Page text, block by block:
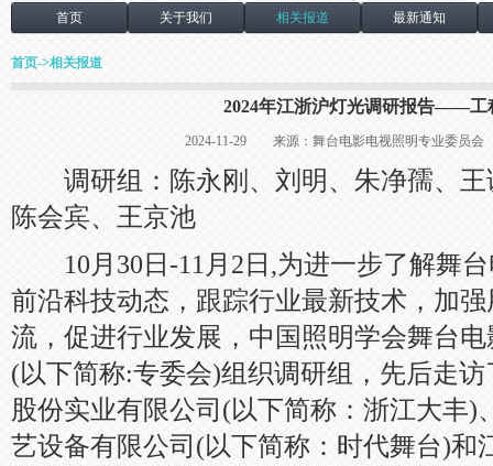
首页 关于我们 相关报道 最新通知
首页->相关报道
2024年江浙沪灯光调研报告——工
2024-11-29 来源：舞台电影电视照明专业委
调研组：陈永刚、刘明、朱净孺、王
陈会宾、王京池
10月30日-11月2日,为进一步了解舞台
前沿科技动态，跟踪行业最新技术，加
流，促进行业发展，中国照明学会舞台
(以下简称:专委会)组织调研组，先后走
股份实业有限公司(以下简称：浙江大丰)
艺设备有限公司(以下简称：时代舞台)和